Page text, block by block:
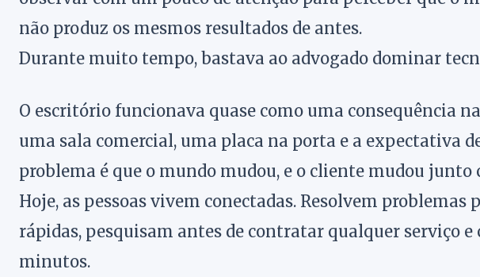
não produz os mesmos resultados de antes.
Durante muito tempo, bastava ao advogado dominar
O escritório funcionava quase como uma consequência
uma sala comercial, uma placa na porta e a expectativa
problema é que o mundo mudou, e o cliente mudou junto
Hoje, as pessoas vivem conectadas. Resolvem problemas
rápidas, pesquisam antes de contratar qualquer serviço
minutos.